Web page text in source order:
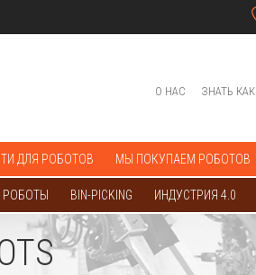
О НАС ЗНАТЬ КАК
ДЛЯ РОБОТОВ МЫ ПОКУПАЕМ РОБОТОВ
BIN-PICKING ИНДУСТРИЯ 4.0